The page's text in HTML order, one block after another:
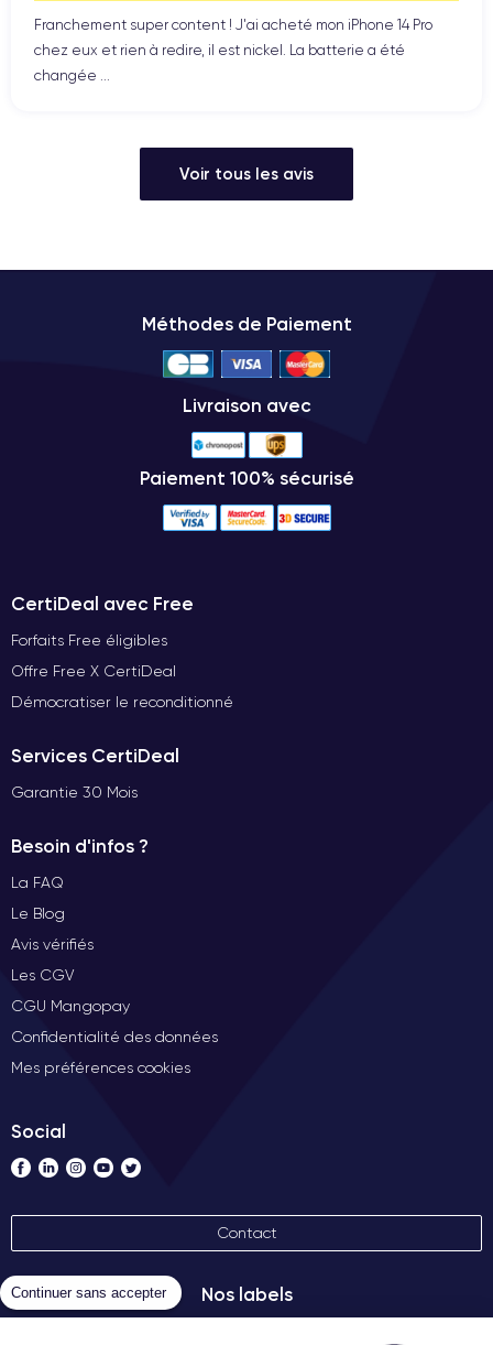
Continuer sans accepter
Franchement super content ! J'ai acheté mon iPhone 14 Pro
chez eux et rien à redire, il est nickel. La batterie a été
changée ...
Voir tous les avis
Méthodes de Paiement
Livraison avec
Paiement 100% sécurisé
CertiDeal avec Free
Forfaits Free éligibles
Offre Free X CertiDeal
Démocratiser le reconditionné
Services CertiDeal
Garantie 30 Mois
Besoin d'infos ?
La FAQ
Le Blog
Avis vérifiés
Les CGV
CGU Mangopay
Confidentialité des données
Mes préférences cookies
Social
Contact
Nos labels